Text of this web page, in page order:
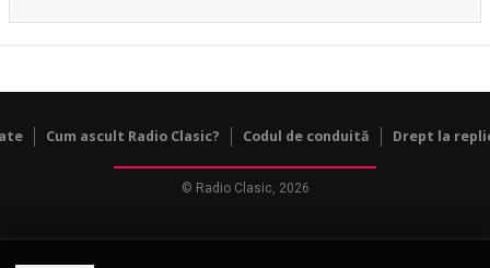
Cum ascult Radio Clasic? Codul de conduită Drept la
© Radio Clasic, 2026